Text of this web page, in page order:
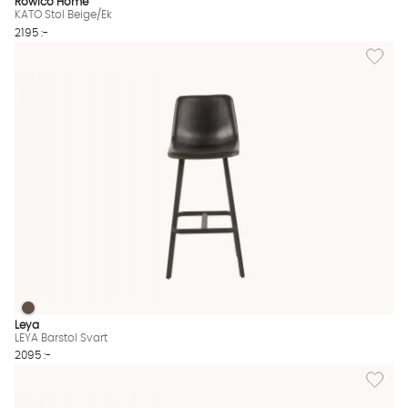
KATO Stol Beige/Ek
2195 :-
Lägg
LEYA Barstol Svart Finns även i dessa färger:
LEYA Barstol Svart
Leya
LEYA Barstol Svart
2095 :-
Lägg